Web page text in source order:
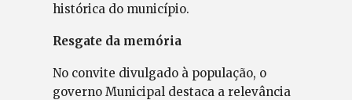
histórica do município.
Resgate da memória
No convite divulgado à população, o
governo Municipal destaca a relevância